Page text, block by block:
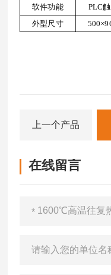
软件功能 PLC
外型尺寸
上一个产品
在线留言